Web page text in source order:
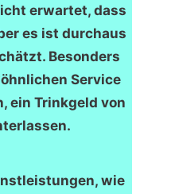
erwartet, dass
es ist durchaus
Besonders
Service
ein Trinkgeld von
wie